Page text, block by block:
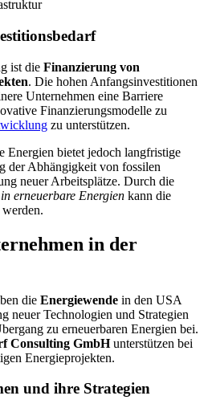
ist die Finanzierung von
. Die hohen Anfangsinvestitionen
Unternehmen eine Barriere
Finanzierungsmodelle zu
zu unterstützen.
Energien bietet jedoch langfristige
der Abhängigkeit von fossilen
neuer Arbeitsplätze. Durch die
erneuerbare Energien kann die
in der
die Energiewende in den USA
neuer Technologien und Strategien
zu erneuerbaren Energien bei.
Consulting GmbHunterstützen bei
Energieprojekten.
und ihre Strategien